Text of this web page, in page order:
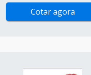
Cotar agora